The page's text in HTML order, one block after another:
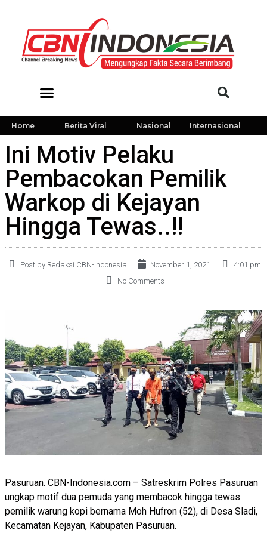
Home Berita Viral Nasional Internasional
Ini Motiv Pelaku
Pembacokan Pemilik
Warkop di Kejayan
Hingga Tewas..!!
Post by Redaksi CBN-Indonesia November 1, 2021
4:01 pm
No Comments
Pasuruan. CBN-Indonesia.com – Satreskrim Polres Pasuruan
ungkap motif dua pemuda yang membacok hingga tewas
pemilik warung kopi bernama Moh Hufron (52), di Desa Sladi,
Kecamatan Kejayan, Kabupaten Pasuruan.